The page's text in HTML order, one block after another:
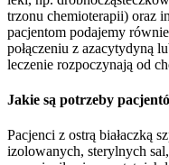
trzonu chemioterapii) oraz
pacjentom podajemy
połączeniu z azacytydyną
leczenie rozpoczynają od
Jakie są potrzeby
Pacjenci z ostrą białaczką
izolowanych, sterylnych